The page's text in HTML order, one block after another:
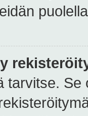
tarvitse.